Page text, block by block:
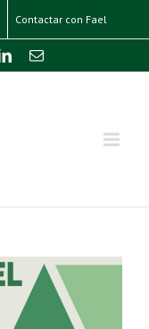
Contactar con Fael